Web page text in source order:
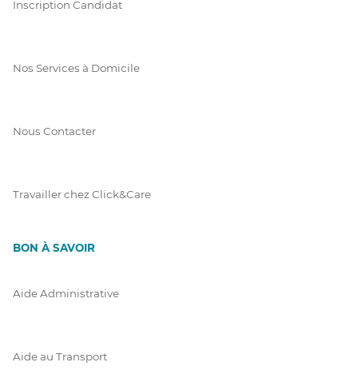
Inscription Candidat
Nos Services à Domicile
Nous Contacter
Travailler chez Click&Care
BON À SAVOIR
Aide Administrative
Aide au Transport